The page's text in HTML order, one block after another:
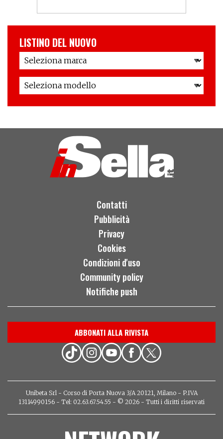
LISTINO DEL NUOVO
Contatti
Pubblicità
Privacy
Cookies
Condizioni d'uso
Community policy
Notifiche push
ABBONATI ALLA RIVISTA
Unibeta Srl - Corso di Porta Nuova 3/A 20121, Milano - P.IVA
13114990156 - Tel: 02.63.67.54.55 - © 2026 - Tutti i diritti riservati